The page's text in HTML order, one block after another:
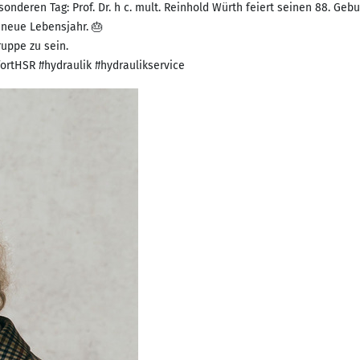
Tag: Prof. Dr. h c. mult. Reinhold Würth feiert seinen 88.
Lebensjahr. 🎂
zu sein.
#hydraulik #hydraulikservice